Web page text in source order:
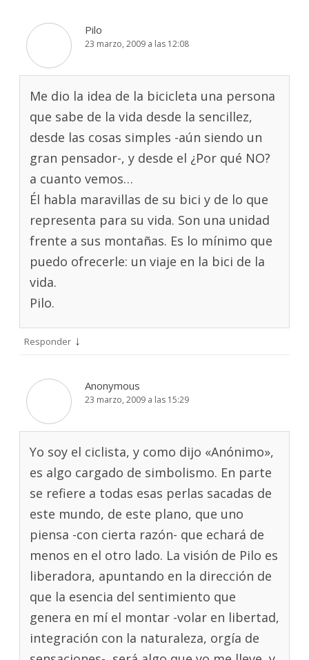
Pilo
23 marzo, 2009 a las 12:08
Me dio la idea de la bicicleta una persona
que sabe de la vida desde la sencillez,
desde las cosas simples -aún siendo un
gran pensador-, y desde el ¿Por qué NO?
a cuanto vemos…
Él habla maravillas de su bici y de lo que
representa para su vida. Son una unidad
frente a sus montañas. Es lo mínimo que
puedo ofrecerle: un viaje en la bici de la
vida.
Pilo.
Responder ↓
Anonymous
23 marzo, 2009 a las 15:29
Yo soy el ciclista, y como dijo «Anónimo»,
es algo cargado de simbolismo. En parte
se refiere a todas esas perlas sacadas de
este mundo, de este plano, que uno
piensa -con cierta razón- que echará de
menos en el otro lado. La visión de Pilo es
liberadora, apuntando en la dirección de
que la esencia del sentimiento que
genera en mí el montar -volar en libertad,
integración con la naturaleza, orgía de